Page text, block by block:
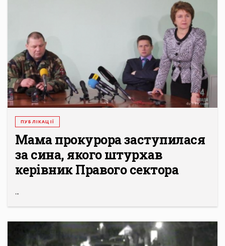
ПУБЛІКАЦІЇ
Мама прокурора заступилася
за сина, якого штурхав
керівник Правого сектора
...